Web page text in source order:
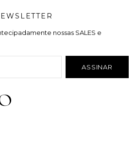
nossas SALES e